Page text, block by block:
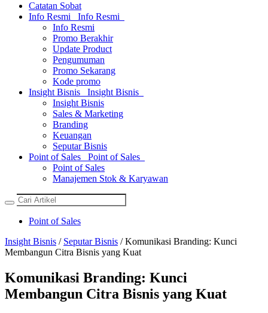
Catatan Sobat
Info Resmi
Info Resmi
Info Resmi
Promo Berakhir
Update Product
Pengumuman
Promo Sekarang
Kode promo
Insight Bisnis
Insight Bisnis
Insight Bisnis
Sales & Marketing
Branding
Keuangan
Seputar Bisnis
Point of Sales
Point of Sales
Point of Sales
Manajemen Stok & Karyawan
Point of Sales
Insight Bisnis / Seputar Bisnis / Komunikasi Branding: Kunci
Membangun Citra Bisnis yang Kuat
Komunikasi Branding: Kunci
Membangun Citra Bisnis yang Kuat